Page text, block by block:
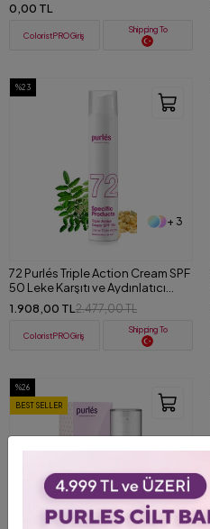
0,00 TL
ColoristPRO Giriş
Shipping To
%23
+ 3
72 Purlés Triple Action Cream SPF
50 Leke Karşıtı ve Aydınlatıcı
Güneş Koruyucu Krem 50 ml
1.908,00 TL 2.477,00 TL
ColoristPRO Giriş
Shipping To
%26
BEST SELLER
+ 3